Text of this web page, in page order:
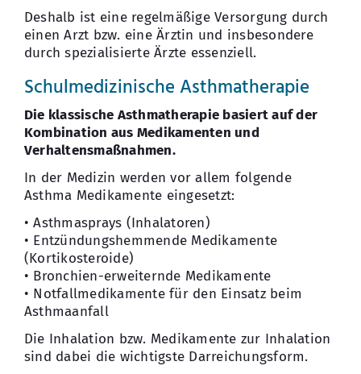
Deshalb ist eine regelmäßige Versorgung durch
einen Arzt bzw. eine Ärztin und insbesondere
durch spezialisierte Ärzte essenziell.
Schulmedizinische Asthmatherapie
Die klassische Asthmatherapie basiert auf der
Kombination aus Medikamenten und
Verhaltensmaßnahmen.
In der Medizin werden vor allem folgende
Asthma Medikamente eingesetzt:
• Asthmasprays (Inhalatoren)
• Entzündungshemmende Medikamente
(Kortikosteroide)
• Bronchien-erweiternde Medikamente
• Notfallmedikamente für den Einsatz beim
Asthmaanfall
Die Inhalation bzw. Medikamente zur Inhalation
sind dabei die wichtigste Darreichungsform.